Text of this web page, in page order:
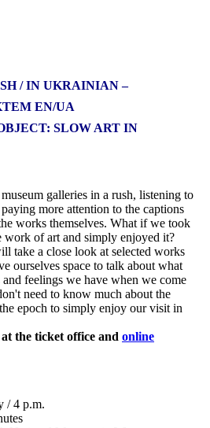
/ IN UKRAINIAN –
EN/UA
SLOW ART IN
galleries in a rush, listening to
more attention to the captions
works themselves. What if we took
work of art and simply enjoyed it?
take a close look at selected works
ourselves space to talk about what
feelings we have when we come
need to know much about the
epoch to simply enjoy our visit in
the ticket office and online
/ 4 p.m.